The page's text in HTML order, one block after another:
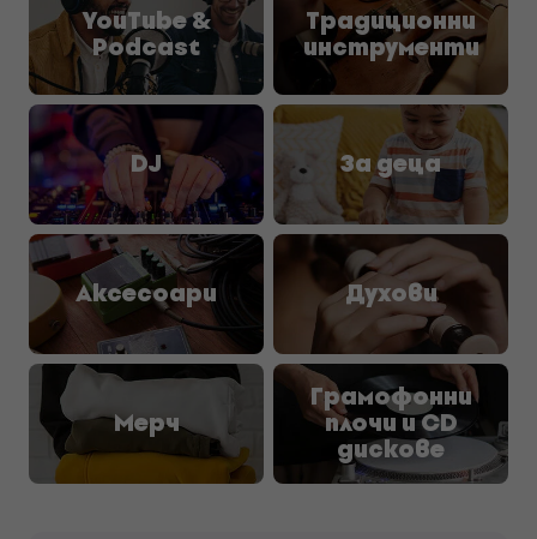
YouTube &
Podcast
Традиционни
инструменти
DJ За деца
Aксесоари Духови
Мерч
Грамофонни
плочи и CD
дискове